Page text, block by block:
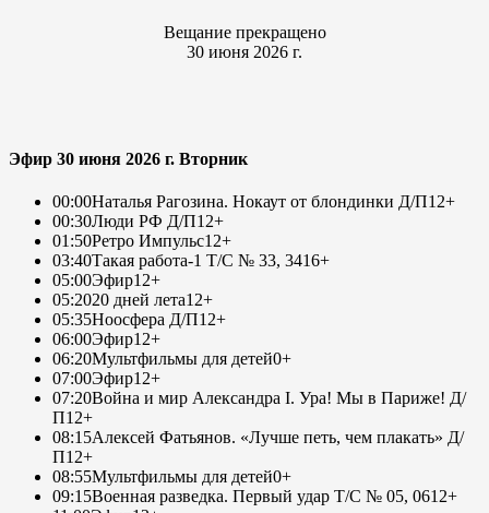
Вещание прекращено
30 июня 2026 г.
Эфир 30 июня 2026 г. Вторник
00:00Наталья Рагозина. Нокаут от блондинки Д/П12+
00:30Люди РФ Д/П12+
01:50Ретро Импульс12+
03:40Такая работа-1 Т/С № 33, 3416+
05:00Эфир12+
05:2020 дней лета12+
05:35Ноосфера Д/П12+
06:00Эфир12+
06:20Мультфильмы для детей0+
07:00Эфир12+
07:20Война и мир Александра I. Ура! Мы в Париже! Д/
П12+
08:15Алексей Фатьянов. «Лучше петь, чем плакать» Д/
П12+
08:55Мультфильмы для детей0+
09:15Военная разведка. Первый удар Т/С № 05, 0612+